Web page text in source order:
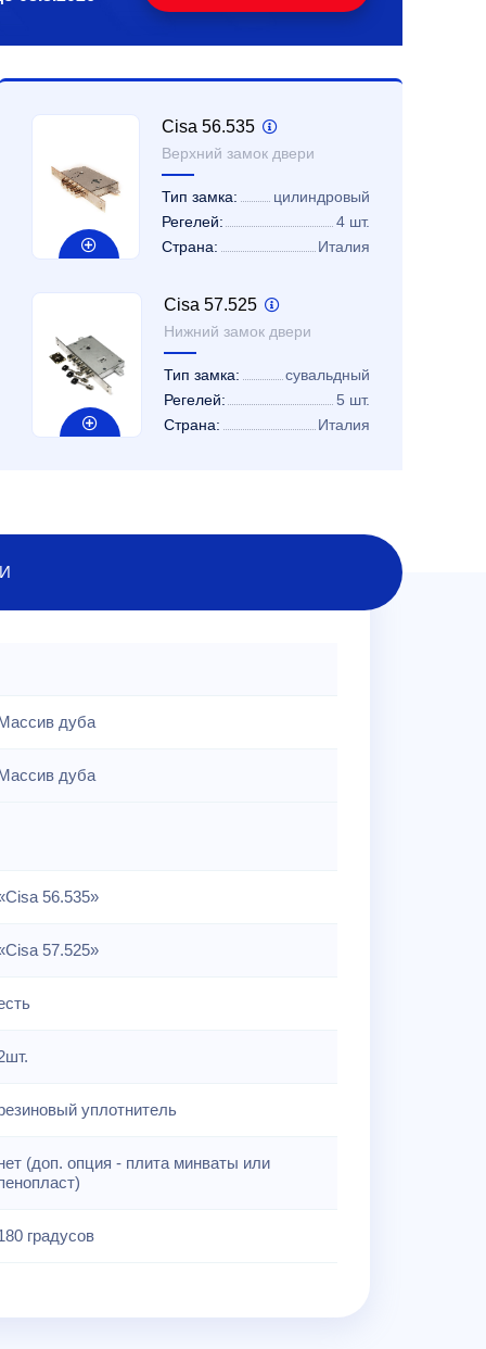
Cisa 56.535
Верхний замок двери
Тип замка:
цилиндровый
Регелей:
4 шт.
Страна:
Италия
Cisa 57.525
Нижний замок двери
Тип замка:
сувальдный
Регелей:
5 шт.
Страна:
Италия
дуба
дуба
56.535»
57.525»
уплотнитель
(доп. опция - плита минваты или
градусов